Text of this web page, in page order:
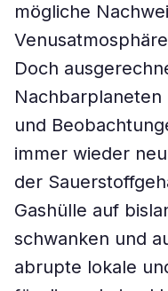
mögliche
Doch
und
immer wieder
der
Gashülle auf
schwanken und
abrupte lokale